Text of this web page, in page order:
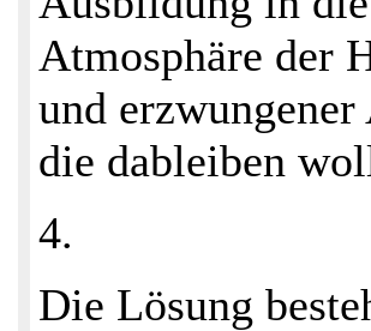
Atmosphäre der
und
die dableiben
4.
Die Lösung